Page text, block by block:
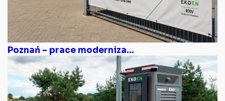
Poznań – prace moderniza...